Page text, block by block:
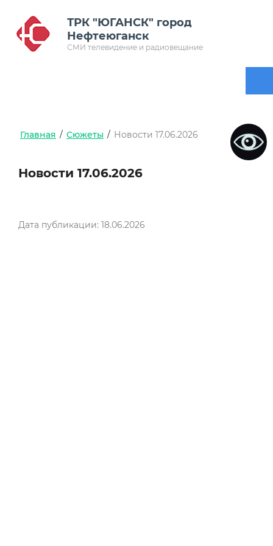
ТРК "ЮГАНСК" город
Нефтеюганск
СМИ телевидение и радиовещание
Главная / Сюжеты / Новости 17.06.2026
Новости 17.06.2026
Дата публикации: 18.06.2026